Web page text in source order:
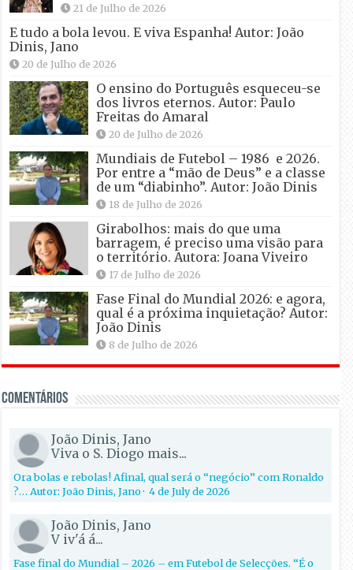
21 de Julho de 2026
E tudo a bola levou. E viva Espanha! Autor: João
Dinis, Jano
20 de Julho de 2026
O ensino do Português esqueceu-se
dos livros eternos. Autor: Paulo
Freitas do Amaral
20 de Julho de 2026
Mundiais de Futebol – 1986 e 2026.
Por entre a “mão de Deus” e a classe
de um “diabinho”. Autor: João Dinis
18 de Julho de 2026
Girabolhos: mais do que uma
barragem, é preciso uma visão para
o território. Autora: Joana Viveiro
17 de Julho de 2026
Fase Final do Mundial 2026: e agora,
qual é a próxima inquietação? Autor:
João Dinis
8 de Julho de 2026
Comentários
João Dinis, Jano
Viva o S. Diogo mais...
Ora bolas e rebolas! Afinal, qual será o “negócio” com Ronaldo
?… Autor: João Dinis, Jano·4 de July de 2026
João Dinis, Jano
V iv'á á...
Fase final do Mundial – 2026 – em Futebol de Selecções. “É o